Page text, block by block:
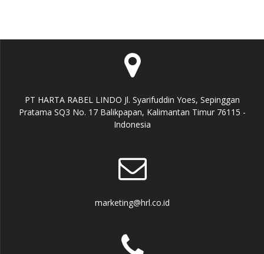
PT HARTA RABEL LINDO Jl. Syarifuddin Yoes, Sepinggan
Pratama SQ3 No. 17 Balikpapan, Kalimantan Timur 76115 -
Indonesia
marketing@hrl.co.id